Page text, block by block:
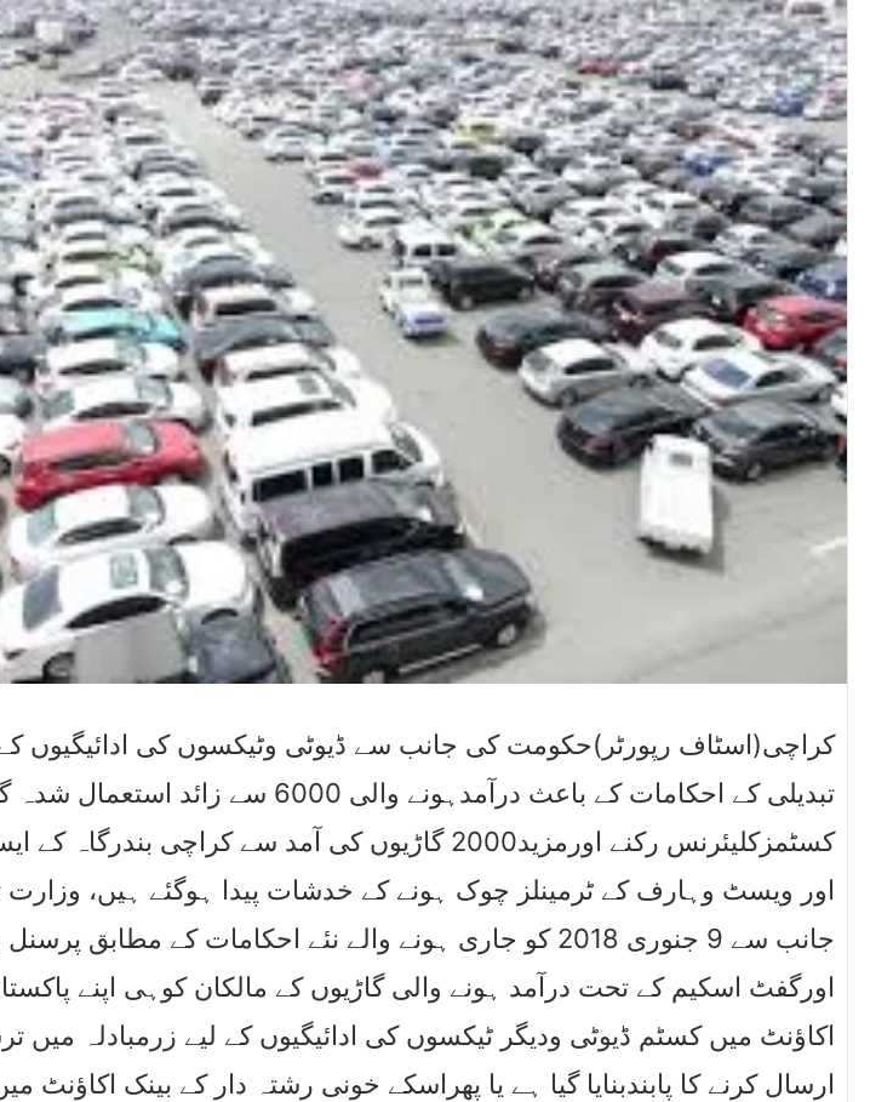
کراچی(اسٹاف رپورٹر)حکومت کی جانب سے ڈیوٹی وٹیکسوں کی ادائیگیوں
تبدیلی کے احکامات کے باعث درآمدہونے والی 6000 سے
کسٹمزکلیئرنس رکنے اورمزید2000 گاڑیوں کی آمد سے کراچی
اور ویسٹ وہارف کے ٹرمینلز چوک ہونے کے خدشات پیدا ہوگئے ہیں،
جانب سے 9 جنوری 2018 کو جاری ہونے والے نئے احکامات کے مطابق
اورگفٹ اسکیم کے تحت درآمد ہونے والی گاڑیوں کے مالکان کوہی اپنے
اکاﺅنٹ میں کسٹم ڈیوٹی ودیگر ٹیکسوں کی ادائیگیوں کے لیے زرمبادلہ میں
ارسال کرنے کا پابندبنایا گیا ہے یا پھراسکے خونی رشتہ دار کے بینک اکاﺅنٹ